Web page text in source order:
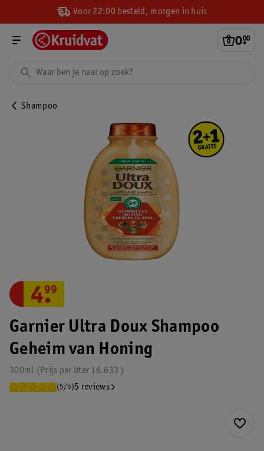
Voor 22:00 besteld, morgen in huis
0.
00
Shampoo
Garnier Ultra Doux Shampoo
Geheim van Honing
300ml 16.633
Prijs per liter
(5/5)5 reviews
4.
99